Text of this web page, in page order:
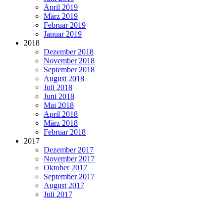
April 2019
März 2019
Februar 2019
Januar 2019
2018
Dezember 2018
November 2018
September 2018
August 2018
Juli 2018
Juni 2018
Mai 2018
April 2018
März 2018
Februar 2018
2017
Dezember 2017
November 2017
Oktober 2017
September 2017
August 2017
Juli 2017